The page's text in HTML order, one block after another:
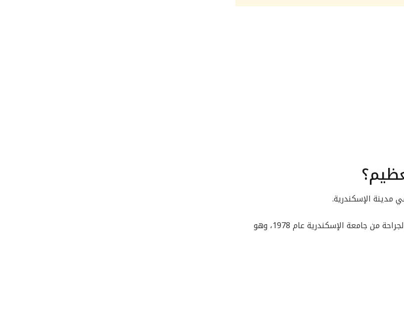
الإسكندرية.
حصل الشيخ سعيد عبد العظيم على بكالوريوس الطب والجراحة من جامعة الإسكندرية عام 1978، وهو